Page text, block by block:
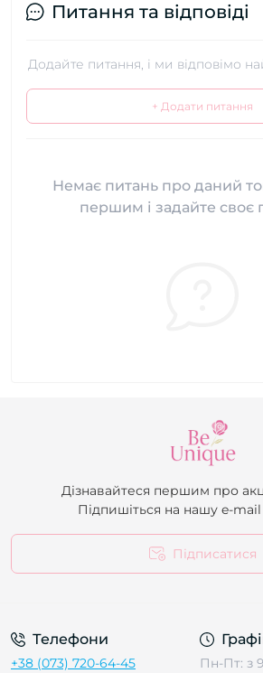
Питання та відповіді
Додайте питання, і ми відповімо
+ Додати питання
Немає питань про даний
першим і задайте своє
Дізнавайтеся першим про
Підпишіться на нашу e-
Підписатися
Телефони
+38 (073) 720-64-45
Пн-Пт: з